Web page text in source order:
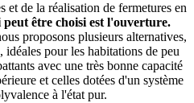
et de la réalisation de fermetures en
être choisi est l'ouverture.
proposons plusieurs alternatives,
idéales pour les habitations de peu
avec une très bonne capacité
et celles dotées d'un système
à l'état pur.